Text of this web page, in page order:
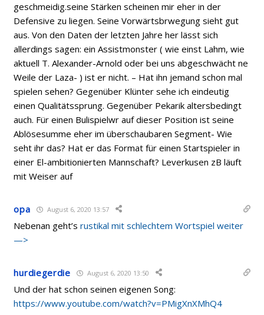
geschmeidig.seine Stärken scheinen mir eher in der
Defensive zu liegen. Seine Vorwärtsbrwegung sieht gut
aus. Von den Daten der letzten Jahre her lässt sich
allerdings sagen: ein Assistmonster ( wie einst Lahm, wie
aktuell T. Alexander-Arnold oder bei uns abgeschwächt ne
Weile der Laza- ) ist er nicht. – Hat ihn jemand schon mal
spielen sehen? Gegenüber Klünter sehe ich eindeutig
einen Qualitätssprung. Gegenüber Pekarik altersbedingt
auch. Für einen Bulispielwr auf dieser Position ist seine
Ablösesumme eher im überschaubaren Segment- Wie
seht ihr das? Hat er das Format für einen Startspieler in
einer El-ambitionierten Mannschaft? Leverkusen zB läuft
mit Weiser auf
opa August 6, 2020 13:57
Nebenan geht’srustikal mit schlechtem Wortspiel weiter
—>
hurdiegerdie August 6, 2020 13:50
Und der hat schon seinen eigenen Song:
https://www.youtube.com/watch?v=PMigXnXMhQ4